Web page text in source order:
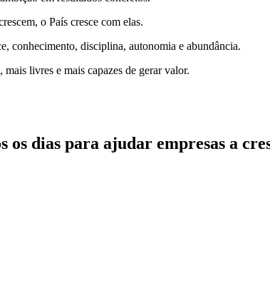
o País cresce com elas.
conhecimento, disciplina, autonomia e abundância.
livres e mais capazes de gerar valor.
dias para ajudar empresas a